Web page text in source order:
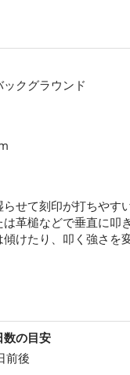
クグラウンド
せて刻印が打ちやす
革槌などで垂直に叩
けたり、叩く強さを
数の目安
前後